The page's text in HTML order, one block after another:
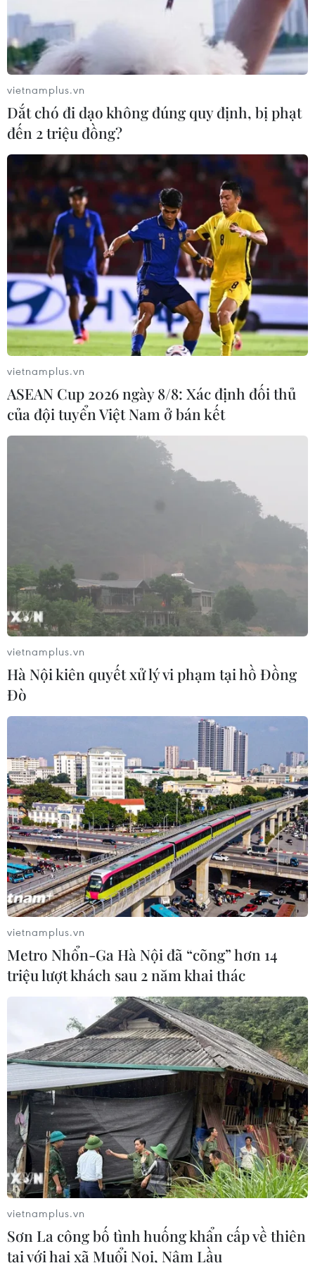
Thủ tướng Nhật Bản: Không dễ ký thỏa
thuận hòa bình với Nga
22/11/2016 03:56
Thủ tướng Nhật Bản Shinzo Abe tuyên bố không dễ để
ký thỏa thuận hòa bình với Nga mặc dù có thiện chí
trong việc xúc tiến đối thoại giữa hai nước.
tranh chấp với Nhật Bản
22/11/2016 08:20
Nga đã đưa 2 hệ thống tên lửa phòng thủ bờ biển di
động hiện đại nhất “Bal” và “Bastion” đến quần đảo
Nam Kuril do Moskva kiểm soát song Nhật Bản cũng
tuyên bố chủ quyền.
vietnamplus.vn
Dắt chó đi dạo không đúng quy định, bị phạt
đến 2 triệu đồng?
vietnamplus.vn
ASEAN Cup 2026 ngày 8/8: Xác định đối thủ
của đội tuyển Việt Nam ở bán kết
vietnamplus.vn
Hà Nội kiên quyết xử lý vi phạm tại hồ Đồng
Đò
vietnamplus.vn
Metro Nhổn-Ga Hà Nội đã “cõng” hơn 14
triệu lượt khách sau 2 năm khai thác
vietnamplus.vn
Sơn La công bố tình huống khẩn cấp về thiên
tai với hai xã Muổi Nọi, Nậm Lầu